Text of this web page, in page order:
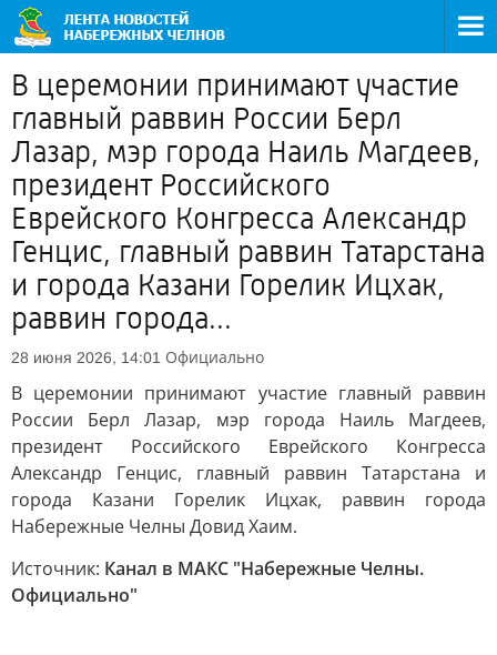
В церемонии принимают участие
главный раввин России Берл
Лазар, мэр города Наиль Магдеев,
президент Российского
Еврейского Конгресса Александр
Генцис, главный раввин Татарстана
и города Казани Горелик Ицхак,
раввин города...
28 июня 2026, 14:01 Официально
В церемонии принимают участие главный раввин
России Берл Лазар, мэр города Наиль Магдеев,
президент Российского Еврейского Конгресса
Александр Генцис, главный раввин Татарстана и
города Казани Горелик Ицхак, раввин города
Набережные Челны Довид Хаим.
Источник: Канал в МАКС "Набережные Челны.
Официально"